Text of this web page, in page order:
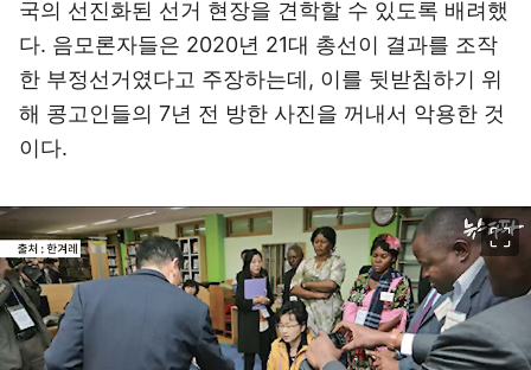
국의 선진화된 선거 현장을 견학할 수 있도록 배려했
다. 음모론자들은 2020년 21대 총선이 결과를 조작
한 부정선거였다고 주장하는데, 이를 뒷받침하기 위
해 콩고인들의 7년 전 방한 사진을 꺼내서 악용한 것
이다.